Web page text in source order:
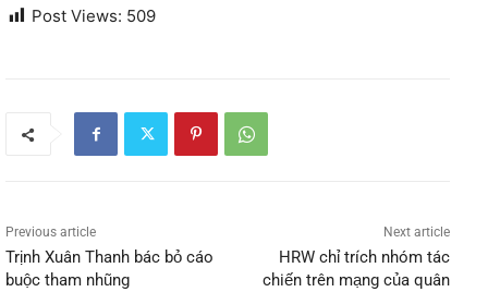
Post Views: 509
Previous article
Trịnh Xuân Thanh bác bỏ cáo
buộc tham nhũng
Next article
HRW chỉ trích nhóm tác
chiến trên mạng của quân